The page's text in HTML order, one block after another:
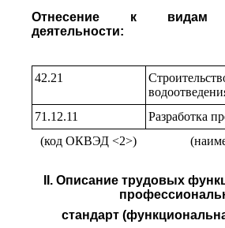
Отнесение к видам
деятельности:
42.21
71.12.11
Разработка
(код ОКВЭД <2>)
II. Описание трудовых
стандарт